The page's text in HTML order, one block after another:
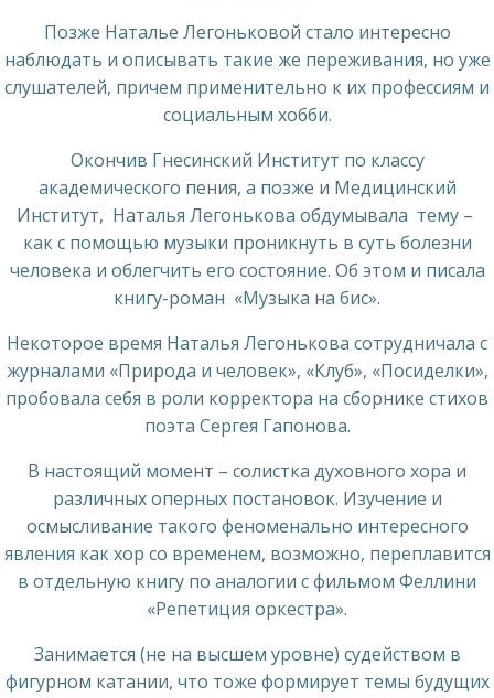
Позже Наталье Легоньковой стало интересно
наблюдать и описывать такие же переживания, но уже
слушателей, причем применительно к их профессиям и
социальным хобби.
Окончив Гнесинский Институт по классу
академического пения, а позже и Медицинский
Институт, Наталья Легонькова обдумывала тему –
как с помощью музыки проникнуть в суть болезни
человека и облегчить его состояние. Об этом и писала
книгу-роман «Музыка на бис».
Некоторое время Наталья Легонькова сотрудничала с
журналами «Природа и человек», «Клуб», «Посиделки»,
пробовала себя в роли корректора на сборнике стихов
поэта Сергея Гапонова.
В настоящий момент – солистка духовного хора и
различных оперных постановок. Изучение и
осмысливание такого феноменально интересного
явления как хор со временем, возможно, переплавится
в отдельную книгу по аналогии с фильмом Феллини
«Репетиция оркестра».
Занимается (не на высшем уровне) судейством в
фигурном катании, что тоже формирует темы будущих